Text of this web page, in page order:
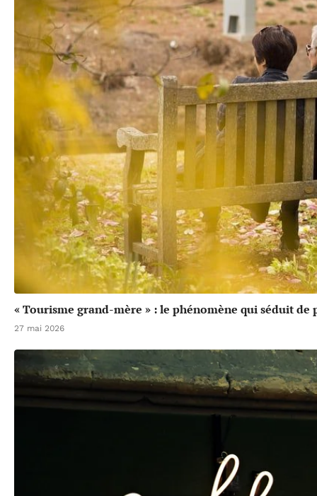
« Tourisme grand-mère » : le phénomène qui séduit de
27 mai 2026